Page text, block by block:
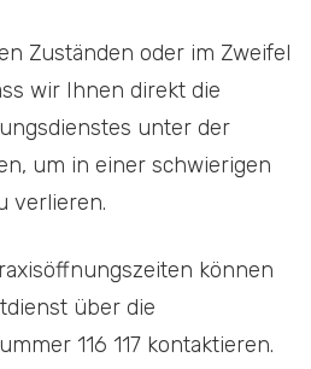
Zuständen oder im Zweifel
wir Ihnen direkt die
unter der
um in einer schwierigen
verlieren.
können
über die
116 117 kontaktieren.